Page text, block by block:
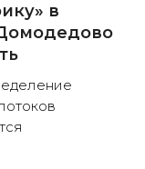
в